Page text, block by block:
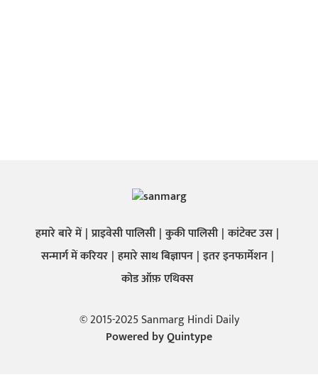
हमारे बारे में प्राइवेसी पालिसी कुकी पालिसी कांटेक्ट उस
सन्मार्ग में करियर हमारे साथ बिज्ञापन इतर इनफार्मेशन
कोड ऑफ़ एथिक्स
© 2015-2025 Sanmarg Hindi Daily
Powered byQuintype